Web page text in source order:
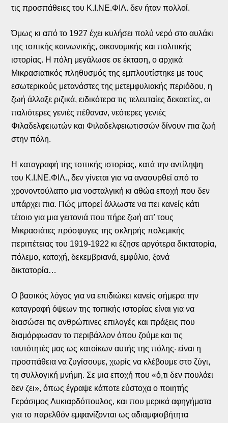
τις προσπάθειες του Κ.Ι.ΝΕ.ΦΙΛ. δεν ήταν πολλοί.
Όμως κι από το 1927 έχει κυλήσει πολύ νερό στο αυλάκι
της τοπικής κοινωνικής, οικονομικής και πολιτικής
ιστορίας. Η πόλη μεγάλωσε σε έκταση, ο αρχικά
Μικρασιατικός πληθυσμός της εμπλουτίστηκε με τους
εσωτερικούς μετανάστες της μετεμφυλιακής περιόδου, η
ζωή άλλαξε ριζικά, ειδικότερα τις τελευταίες δεκαετίες, οι
παλιότερες γενιές πέθαναν, νεότερες γενιές
Φιλαδελφειωτών και Φιλαδελφειωτισσών δίνουν πια ζωή
στην πόλη.
Η καταγραφή της τοπικής ιστορίας, κατά την αντίληψη
του Κ.Ι.ΝΕ.ΦΙΛ., δεν γίνεται για να ανασυρθεί από το
χρονοντούλαπο μια νοσταλγική κι αθώα εποχή που δεν
υπάρχει πια. Πώς μπορεί άλλωστε να πει κανείς κάτι
τέτοιο για μια γειτονιά που πήρε ζωή απ’ τους
Μικρασιάτες πρόσφυγες της σκληρής πολεμικής
περιπέτειας του 1919-1922 κι έζησε αργότερα δικτατορία,
πόλεμο, κατοχή, δεκεμβριανά, εμφύλιο, ξανά
δικτατορία…
Ο βασικός λόγος για να επιδιώκει κανείς σήμερα την
καταγραφή όψεων της τοπικής ιστορίας είναι για να
διασώσει τις ανθρώπινες επιλογές και πράξεις που
διαμόρφωσαν το περιβάλλον όπου ζούμε και τις
ταυτότητές μας ως κατοίκων αυτής της πόλης· είναι η
προσπάθεια να ζυγίσουμε, χωρίς να κλέβουμε στο ζύγι,
τη συλλογική μνήμη. Σε μια εποχή που «ό,τι δεν πουλάει
δεν ζει», όπως έγραψε κάποτε εύστοχα ο ποιητής
Γεράσιμος Λυκιαρδόπουλος, και που μερικά αφηγήματα
για το παρελθόν εμφανίζονται ως αδιαμφισβήτητα